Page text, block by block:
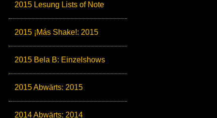
2015 Lesung Lists of Note
2015 ¡Más Shake!: 2015
2015 Bela B: Einzelshows
2015 Abwärts: 2015
2014 Abwärts: 2014